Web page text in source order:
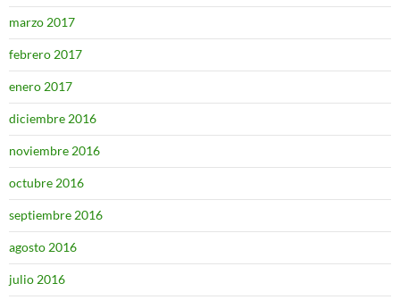
marzo 2017
febrero 2017
enero 2017
diciembre 2016
noviembre 2016
octubre 2016
septiembre 2016
agosto 2016
julio 2016